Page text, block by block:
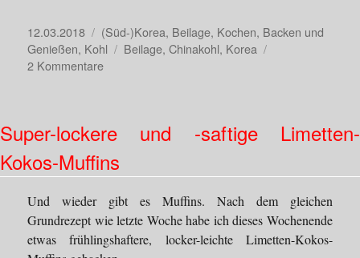
Veröffentlicht
am
12.03.2018 Kategorien
(Süd-)Korea, Beilage, Kochen, Backen und
Genießen, Kohl Schlagwörter
Beilage, Chinakohl, Korea
2 Kommentarezu
추
물)
Super-lockere und -saftige Limetten-
Kokos-Muffins
Und wieder gibt es Muffins. Nach dem gleichen
Grundrezept wie letzte Woche habe ich dieses Wochenende
etwas frühlingshaftere, locker-leichte Limetten-Kokos-